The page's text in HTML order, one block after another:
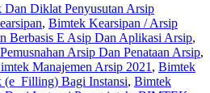
Dan Diklat Penyusutan Arsip
, Bimtek Kearsipan / Arsip
Berbasis E Asip Dan Aplikasi Arsip,
Arsip Dan Penataan Arsip,
Manajemen Arsip 2021 , Bimtek
Bagi Instansi, Bimtek